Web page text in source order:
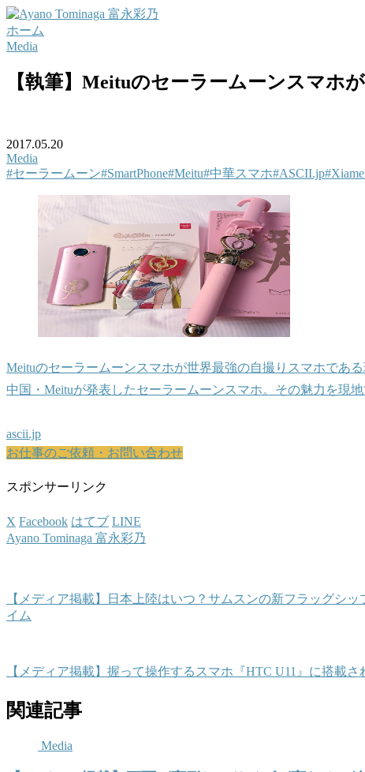
ホーム
Media
【執筆】Meituのセーラームーンスマホ
2017.05.20
Media
#セーラームーン#SmartPhone#Meitu#中華スマホ#ASCII.jp
Meituのセーラームーンスマホが世界最強の自撮りスマホであ
中国・Meituが発表したセーラームーンスマホ。その魅力を現
ascii.jp
お仕事のご依頼・お問い合わせ
スポンサーリンク
X Facebook はてブ LINE
Ayano Tominaga 富永彩乃
【メディア掲載】日本上陸はいつ？サムスンの新フラッグシ
イム
【メディア掲載】握って操作するスマホ『HTC U11』に搭載
関連記事
Media